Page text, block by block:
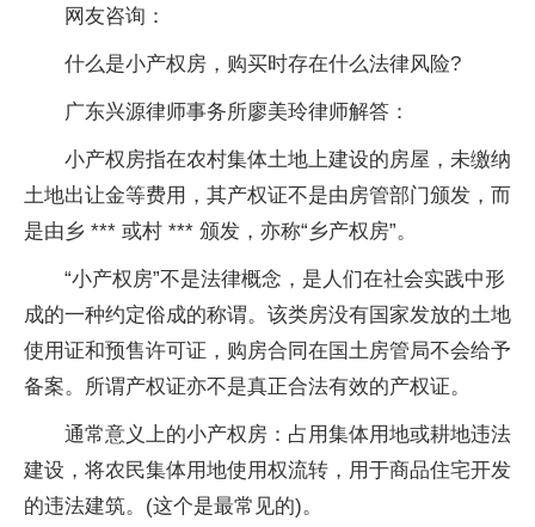
网友咨询：
什么是小产权房，购买时存在什么法律风险?
广东兴源律师事务所廖美玲律师解答：
小产权房指在农村集体土地上建设的房屋，未缴纳
土地出让金等费用，其产权证不是由房管部门颁发，而
是由乡 *** 或村 *** 颁发，亦称“乡产权房”。
“小产权房”不是法律概念，是人们在社会实践中形
成的一种约定俗成的称谓。该类房没有国家发放的土地
使用证和预售许可证，购房合同在国土房管局不会给予
备案。所谓产权证亦不是真正合法有效的产权证。
通常意义上的小产权房：占用集体用地或耕地违法
建设，将农民集体用地使用权流转，用于商品住宅开发
的违法建筑。(这个是最常见的)。